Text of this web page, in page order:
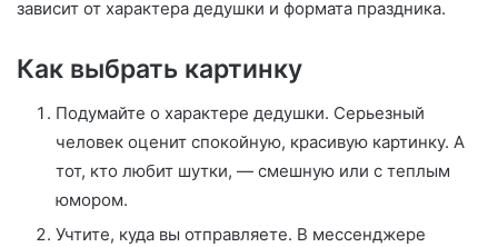
зависит от характера дедушки и формата праздника.
Как выбрать картинку
Подумайте о характере дедушки. Серьезный
человек оценит спокойную, красивую картинку. А
тот, кто любит шутки, — смешную или с теплым
юмором.
Учтите, куда вы отправляете. В мессенджере